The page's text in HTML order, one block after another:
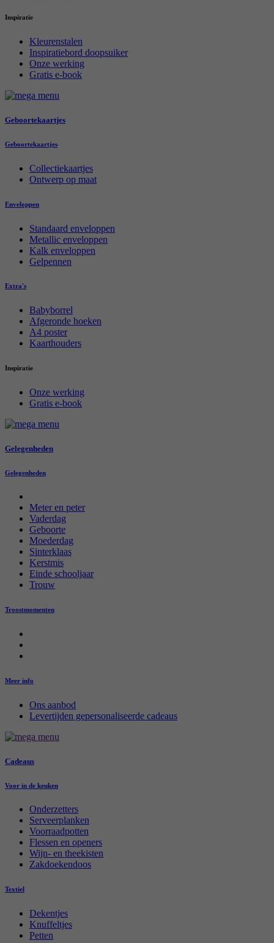
Inspiratie
Kleurenstalen
Inspiratiebord doopsuiker
Onze werking
Gratis e-book
Geboortekaartjes
Geboortekaartjes
Collectiekaartjes
Ontwerp op maat
Enveloppen
Standaard enveloppen
Metallic enveloppen
Kalk enveloppen
Gelpennen
Extra's
Babyborrel
Afgeronde hoeken
A4 poster
Kaarthouders
Inspiratie
Onze werking
Gratis e-book
Gelegenheden
Gelegenheden
Meter en peter
Vaderdag
Geboorte
Moederdag
Sinterklaas
Kerstmis
Einde schooljaar
Trouw
Troostmomenten
Meer info
Ons aanbod
Levertijden gepersonaliseerde cadeaus
Cadeaus
Voor in de keuken
Onderzetters
Serveerplanken
Voorraadpotten
Flessen en openers
Wijn- en theekisten
Zakdoekendoos
Textiel
Dekentjes
Knuffeltjes
Petten